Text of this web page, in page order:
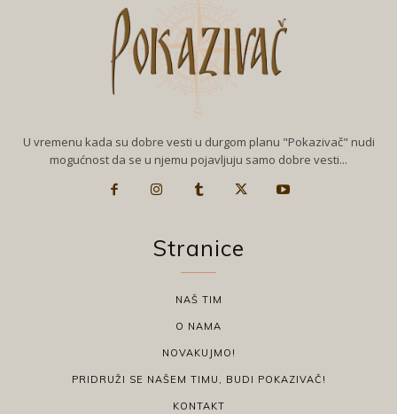
U vremenu kada su dobre vesti u durgom planu "Pokazivač" nudi
mogućnost da se u njemu pojavljuju samo dobre vesti...
Stranice
NAŠ TIM
O NAMA
NOVAKUJMO!
PRIDRUŽI SE NAŠEM TIMU, BUDI POKAZIVAČ!
KONTAKT